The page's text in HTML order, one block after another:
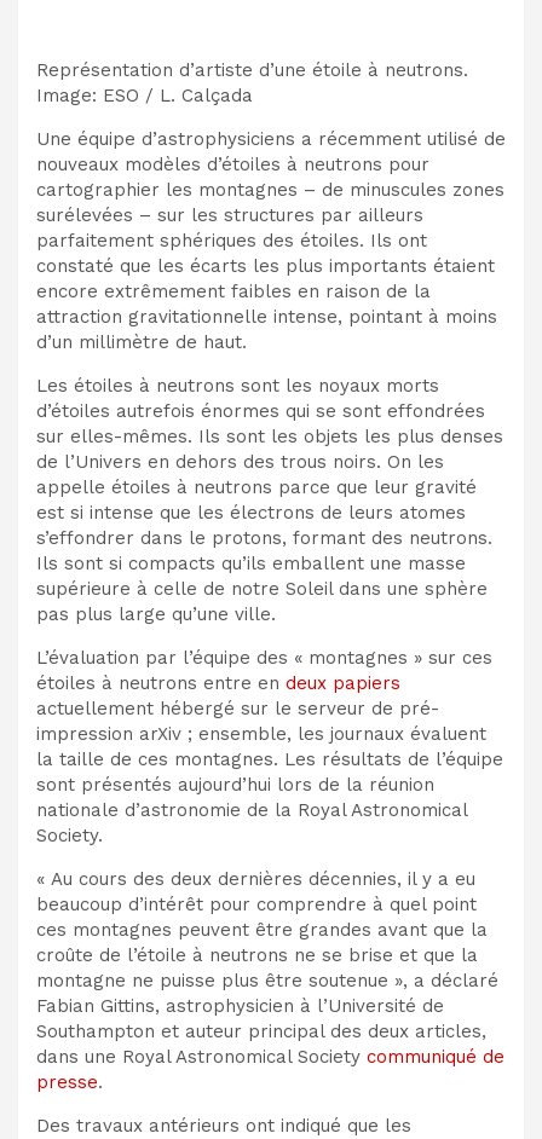
Représentation d’artiste d’une étoile à neutrons.
Image: ESO / L. Calçada
Une équipe d’astrophysiciens a récemment utilisé de
nouveaux modèles d’étoiles à neutrons pour
cartographier les montagnes – de minuscules zones
surélevées – sur les structures par ailleurs
parfaitement sphériques des étoiles. Ils ont
constaté que les écarts les plus importants étaient
encore extrêmement faibles en raison de la
attraction gravitationnelle intense, pointant à moins
d’un millimètre de haut.
Les étoiles à neutrons sont les noyaux morts
d’étoiles autrefois énormes qui se sont effondrées
sur elles-mêmes. Ils sont les objets les plus denses
de l’Univers en dehors des trous noirs. On les
appelle étoiles à neutrons parce que leur gravité
est si intense que les électrons de leurs atomes
s’effondrer dans le protons, formant des neutrons.
Ils sont si compacts qu’ils emballent une masse
supérieure à celle de notre Soleil dans une sphère
pas plus large qu’une ville.
L’évaluation par l’équipe des « montagnes » sur ces
étoiles à neutrons entre en deux papiers
actuellement hébergé sur le serveur de pré-
impression arXiv ; ensemble, les journaux évaluent
la taille de ces montagnes. Les résultats de l’équipe
sont présentés aujourd’hui lors de la réunion
nationale d’astronomie de la Royal Astronomical
Society.
« Au cours des deux dernières décennies, il y a eu
beaucoup d’intérêt pour comprendre à quel point
ces montagnes peuvent être grandes avant que la
croûte de l’étoile à neutrons ne se brise et que la
montagne ne puisse plus être soutenue », a déclaré
Fabian Gittins, astrophysicien à l’Université de
Southampton et auteur principal des deux articles,
dans une Royal Astronomical Society communiqué de
presse.
Des travaux antérieurs ont indiqué que les